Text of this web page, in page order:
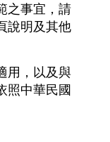
之事宜，請
說明及其他
用，以及與
照中華民國